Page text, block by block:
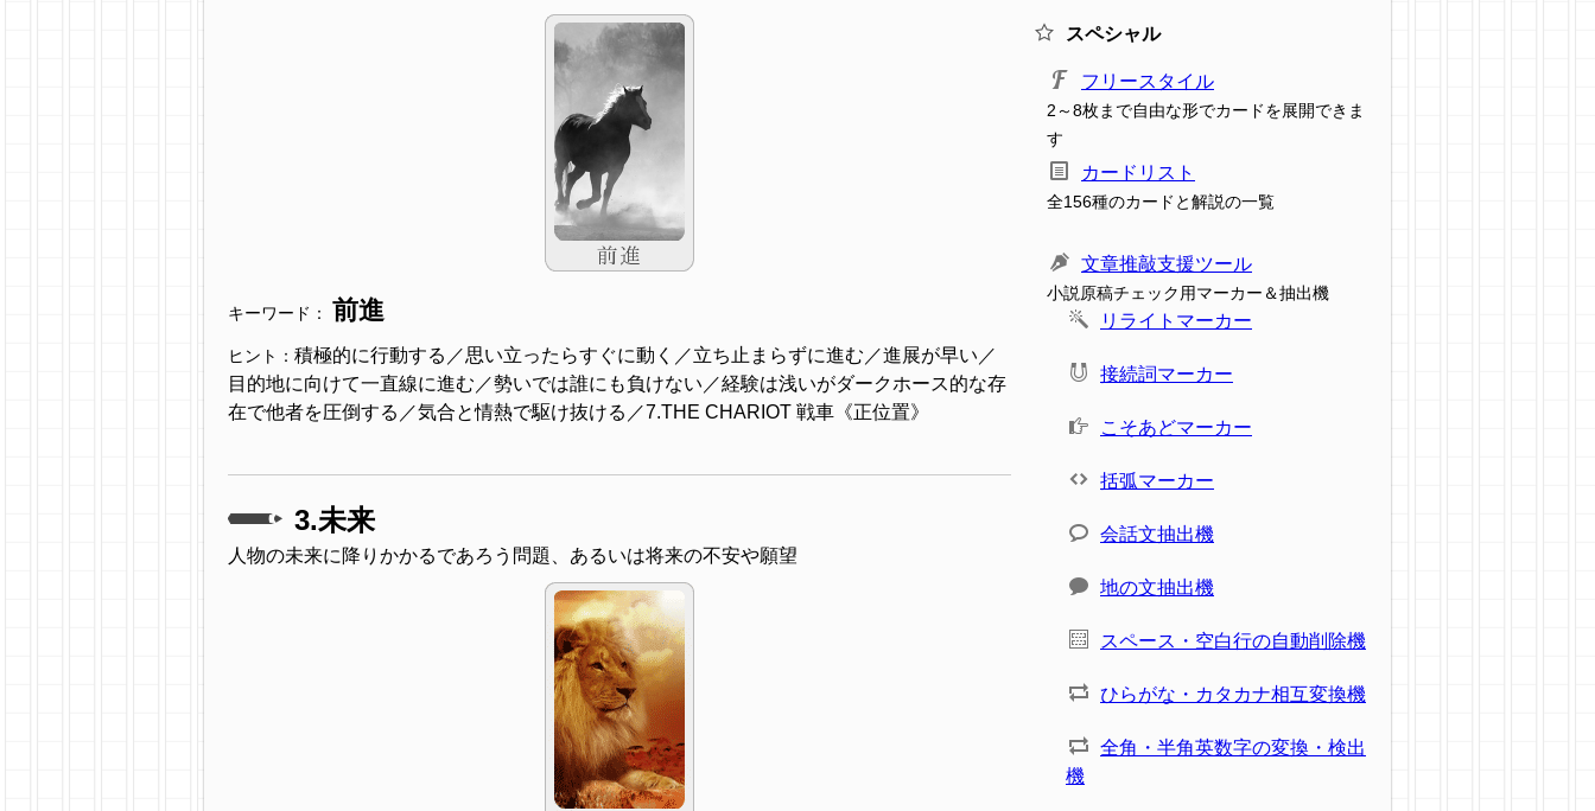
キーワード： 前進
ヒント： 積極的に行動する／思い立ったらすぐに動く／立ち止まらずに進む／進展が早い／
目的地に向けて一直線に進む／勢いでは誰にも負けない／経験は浅いがダークホース的な存
在で他者を圧倒する／気合と情熱で駆け抜ける／7.THE CHARIOT 戦車《正位置》
3.未来
人物の未来に降りかかるであろう問題、あるいは将来の不安や願望
スペシャル
フリースタイル
2～8枚まで自由な形でカードを展開できま
す
カードリスト
全156種のカードと解説の一覧
文章推敲支援ツール
小説原稿チェック用マーカー＆抽出機
リライトマーカー
接続詞マーカー
こそあどマーカー
括弧マーカー
会話文抽出機
地の文抽出機
スペース・空白行の自動削除機
ひらがな・カタカナ相互変換機
全角・半角英数字の変換・検出
機